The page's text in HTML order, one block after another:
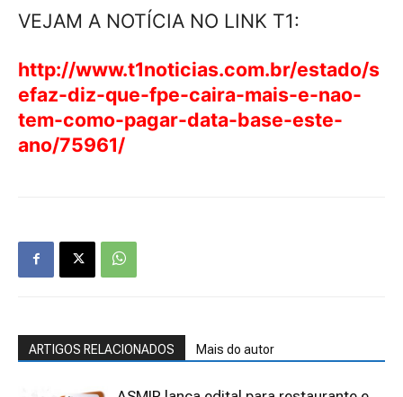
VEJAM A NOTÍCIA NO LINK T1:
http://www.t1noticias.com.br/estado/s
efaz-diz-que-fpe-caira-mais-e-nao-
tem-como-pagar-data-base-este-
ano/75961/
ARTIGOS RELACIONADOS Mais do autor